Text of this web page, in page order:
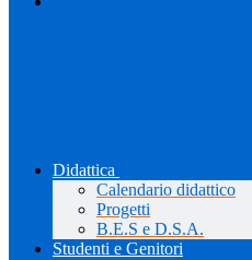
Didattica
Calendario didattico
Progetti
B.E.S e D.S.A.
Studenti e Genitori